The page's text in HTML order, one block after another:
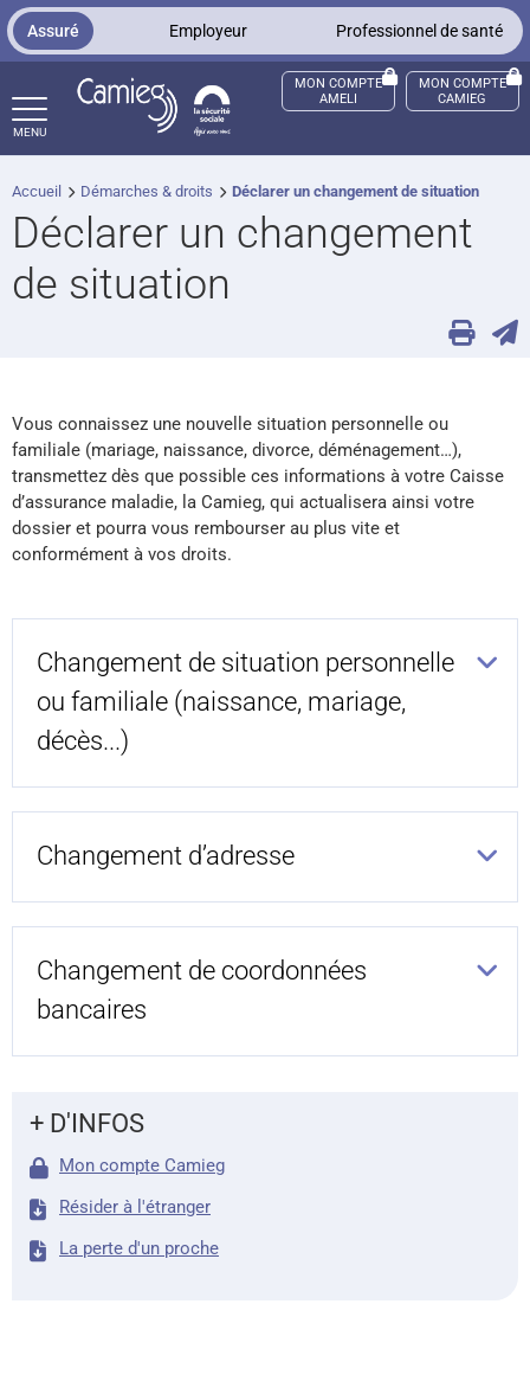
Panneau de gestion des cookies
Assuré Employeur Professionnel de santé
MENU
sourds et malentendants
MON COMPTE
AMELI
MON COMPTE
CAMIEG
Accueil Démarches & droits Déclarer un changement de situation
Déclarer un changement
de situation
Vous connaissez une nouvelle situation personnelle ou
familiale (mariage, naissance, divorce, déménagement…),
transmettez dès que possible ces informations à votre Caisse
d’assurance maladie, la Camieg, qui actualisera ainsi votre
dossier et pourra vous rembourser au plus vite et
conformément à vos droits.
Changement de situation personnelle
ou familiale (naissance, mariage,
décès...)
Changement d’adresse
Changement de coordonnées
bancaires
+ D'INFOS
Mon compte Camieg
Résider à l'étranger
La perte d'un proche